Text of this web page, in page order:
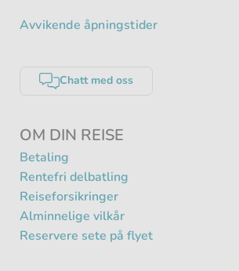
OM DIN REISE
Betaling
Rentefri delbatling
Reiseforsikringer
Alminnelige vilkår
Reservere sete på flyet
Avvikende åpningstider
Chatt med oss